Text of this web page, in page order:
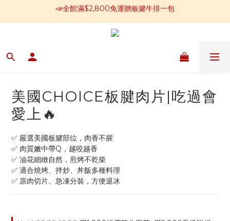
📣全館滿$2,800免運贈板腱牛排一包
美國CHOICE板腱肉片|吃過會
愛上🔥
✅ 嚴選美國板腱部位，肉香不腥
✅ 肉質嫩中帶Q，越咬越香
✅ 油花細緻自然，煎烤不乾柴
✅ 適合燒烤、拌炒、丼飯多種料理
✅ 原肉切片、急凍分裝，方便退冰